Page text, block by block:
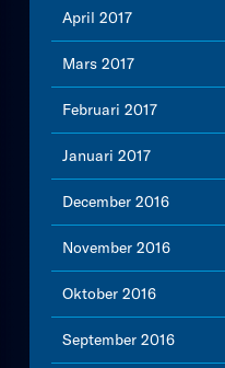
April 2017
Mars 2017
Februari 2017
Januari 2017
December 2016
November 2016
Oktober 2016
September 2016